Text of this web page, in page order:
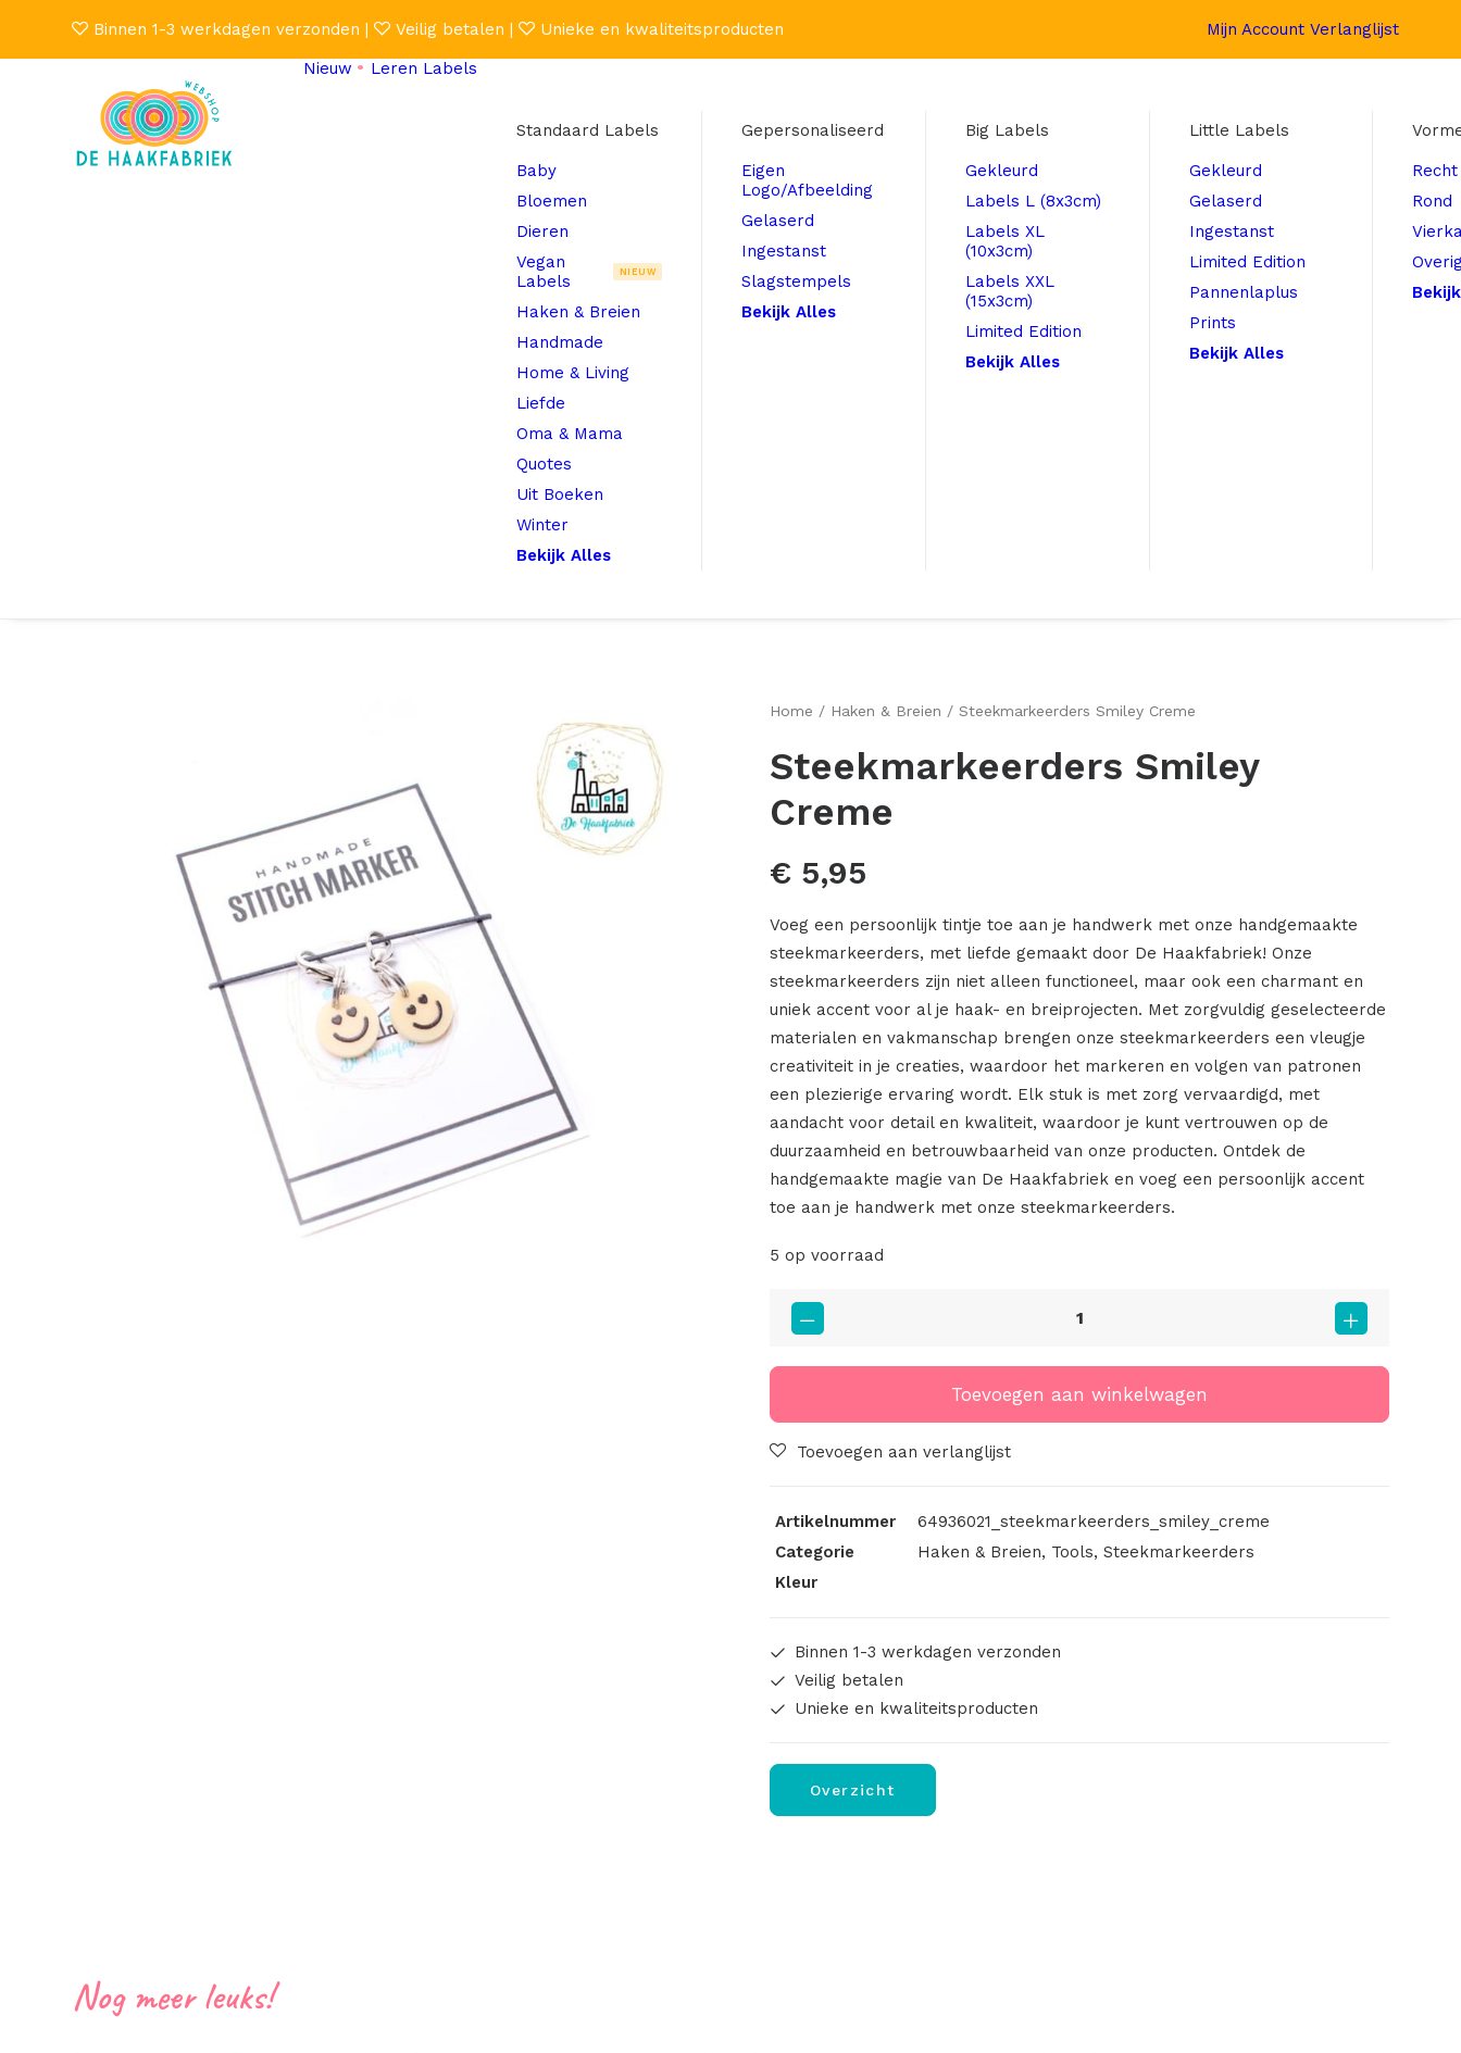
Binnen 1-3 werkdagen verzonden | Veilig betalen | Unieke en kwaliteitsproducten Mijn Account Verlanglijst
Nieuw
Leren Labels
Standaard Labels
Baby
Bloemen
Dieren
Vegan
Labels
NIEUW
Haken & Breien
Handmade
Home & Living
Liefde
Oma & Mama
Quotes
Uit Boeken
Winter
Bekijk Alles
Gepersonaliseerd
Eigen
Logo/Afbeelding
Gelaserd
Ingestanst
Slagstempels
Bekijk Alles
Big Labels
Gekleurd
Labels L (8x3cm)
Labels XL
(10x3cm)
Labels XXL
(15x3cm)
Limited Edition
Bekijk Alles
Little Labels
Gekleurd
Gelaserd
Ingestanst
Limited Edition
Pannenlaplus
Prints
Bekijk Alles
Recht
Rond
Home Haken & Breien Steekmarkeerders Smiley Creme
Steekmarkeerders Smiley
Creme
€ 5,95
Voeg een persoonlijk tintje toe aan je handwerk met onze handgemaakte
steekmarkeerders, met liefde gemaakt door De Haakfabriek! Onze
steekmarkeerders zijn niet alleen functioneel, maar ook een charmant en
uniek accent voor al je haak- en breiprojecten. Met zorgvuldig geselecteerde
materialen en vakmanschap brengen onze steekmarkeerders een vleugje
creativiteit in je creaties, waardoor het markeren en volgen van patronen
een plezierige ervaring wordt. Elk stuk is met zorg vervaardigd, met
aandacht voor detail en kwaliteit, waardoor je kunt vertrouwen op de
duurzaamheid en betrouwbaarheid van onze producten. Ontdek de
handgemaakte magie van De Haakfabriek en voeg een persoonlijk accent
toe aan je handwerk met onze steekmarkeerders.
5 op voorraad
Steekmarkeerders
Smiley
Toevoegen aan winkelwagen
Toevoegen aan verlanglijst
Artikelnummer
64936021_steekmarkeerders_smiley_creme
Categorie
Haken & Breien, Tools, Steekmarkeerders
Kleur
Binnen 1-3 werkdagen verzonden
Veilig betalen
Unieke en kwaliteitsproducten
Overzicht
Nog meer leuks!